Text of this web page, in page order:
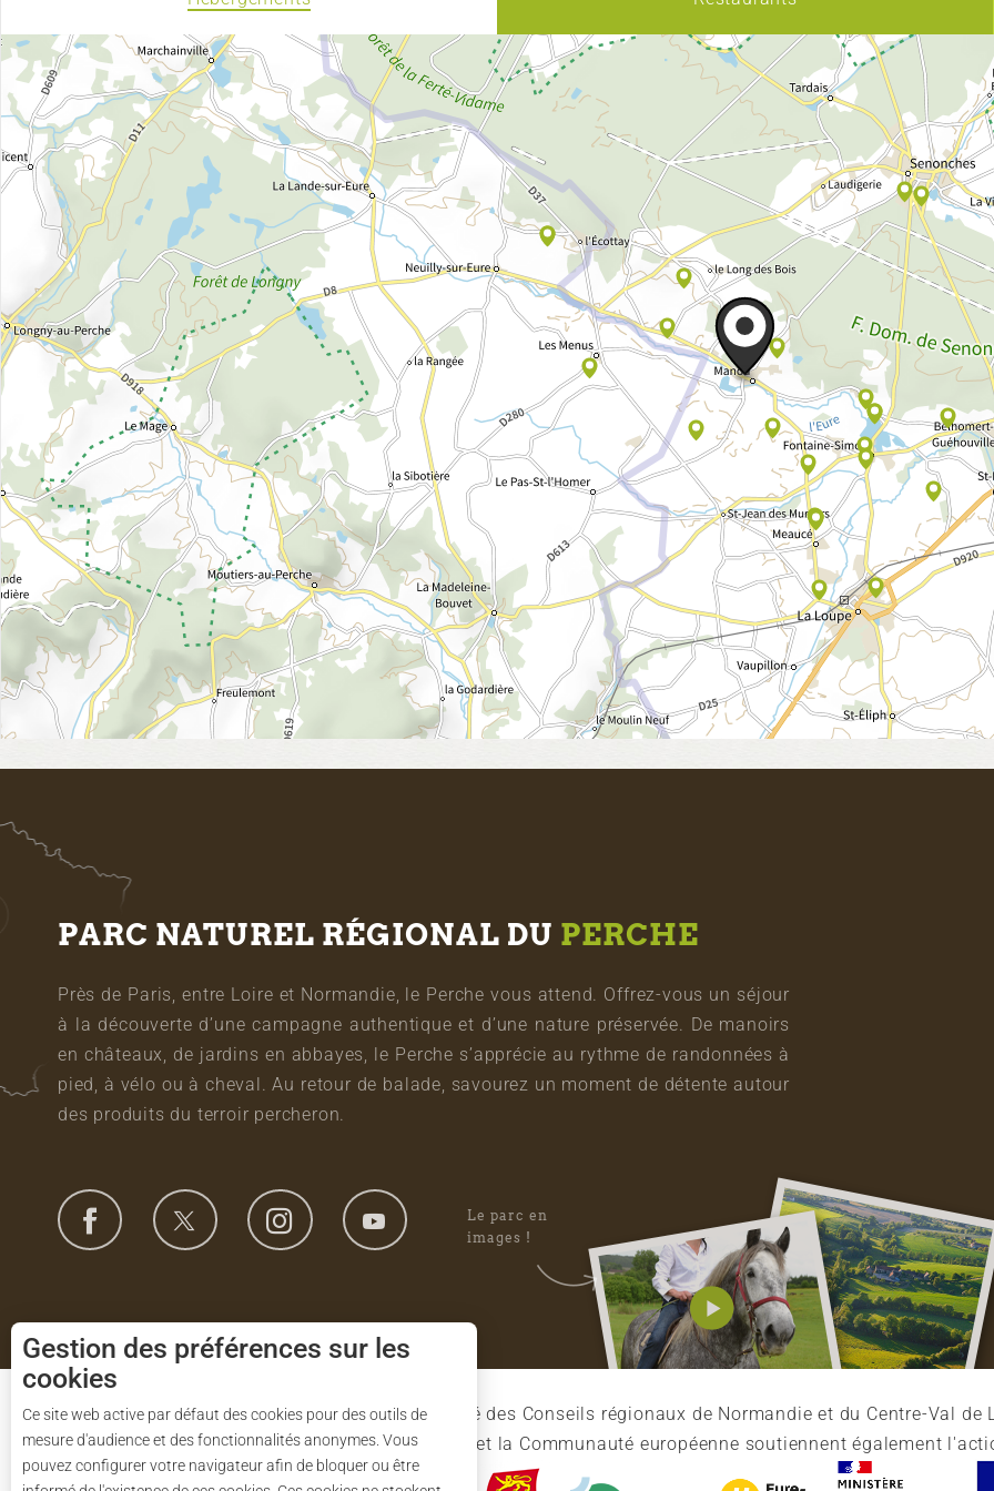
PARC NATUREL RÉGIONAL DU PERCHE
Près de Paris, entre Loire et Normandie, le Perche vous attend. Offrez-vous un séjour
à la découverte d’une campagne authentique et d’une nature préservée. De manoirs
en châteaux, de jardins en abbayes, le Perche s’apprécie au rythme de randonnées à
pied, à vélo ou à cheval. Au retour de balade, savourez un moment de détente autour
des produits du terroir percheron.
Le parc en
images !
Le Syndicat Mixte de gestion du Parc est composé des Conseils régionaux de Normandie et du Centre-Val de
l'Eure-et-Loir et des 91 communes du Parc. L'Etat et la Communauté européenne soutiennent également
Gestion des préférences sur les
cookies
Ce site web active par défaut des cookies pour des outils de
mesure d'audience et des fonctionnalités anonymes. Vous
pouvez configurer votre navigateur afin de bloquer ou être